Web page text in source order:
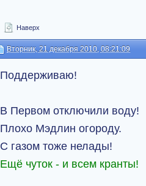
Наверх
Вторник, 21 декабря 2010, 08:21:09
Поддерживаю!
В Первом отключили воду!
Плохо Мэдлин огороду.
С газом тоже нелады!
Ещё чуток - и всем кранты!